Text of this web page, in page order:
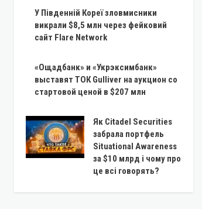
У Південній Кореї зловмисники
викрали $8,5 млн через фейковий
сайт Flare Network
«Ощадбанк» и «Укрэксимбанк»
выставят ТОК Gulliver на аукцион со
стартовой ценой в $207 млн
Як Citadel Securities
забрала портфель
Situational Awareness
за $10 млрд і чому про
це всі говорять?